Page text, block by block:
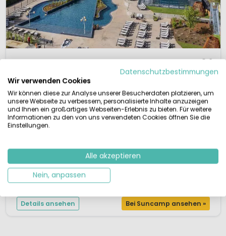
Parc La Clusure 8,2
Ardennen, Belgien
M Lebhaft Innen- & Außenpool
Im Herzen der Belgischen Ardennen
Ideal für Wanderer und Mountainbiker
Nervenkitzel für große und kleine „Klettermaxe“
Beheiztes Waldschwimmbad mit Kinderbecken
Pfalz und Nordrhein-Westfalen entfernt, erreichen Sie diesen vielseitigen
5-Sterne-Familienpark. BestCamp Parc La Clusure liegt in der ruhigen
Naturlandschaft der Provinz Belgisch Luxemburg. Hier freuen sich Ihre
Kinder über das beheizte Freibad mit Kinderbecken und Babyrutsch...
Details ansehen Bei Suncamp ansehen »
Datenschutzbestimmungen
Wir verwenden Cookies
Wir können diese zur Analyse unserer Besucherdaten platzieren, um
unsere Webseite zu verbessern, personalisierte Inhalte anzuzeigen
und Ihnen ein großartiges Webseiten-Erlebnis zu bieten. Für weitere
Informationen zu den von uns verwendeten Cookies öffnen Sie die
Einstellungen.
Alle akzeptieren
Nein, anpassen